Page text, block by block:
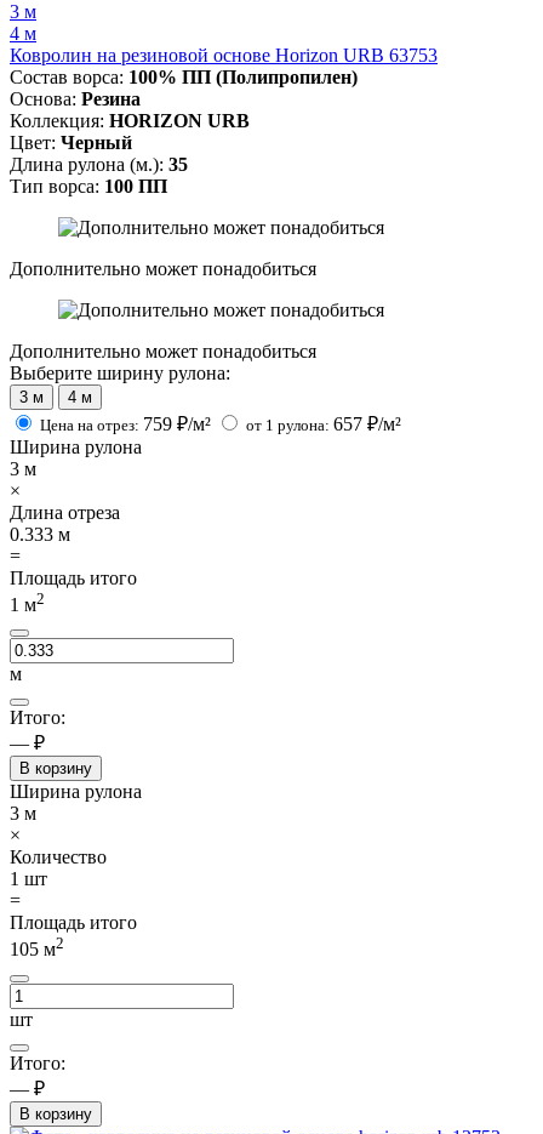
3 м
4 м
Ковролин на резиновой основе Horizon URB 63753
Состав ворса: 100% ПП (Полипропилен)
Основа: Резина
Коллекция: HORIZON URB
Цвет: Черный
Длина рулона (м.): 35
Тип ворса: 100 ПП
Дополнительно может понадобиться
Дополнительно может понадобиться
Выберите ширину рулона:
3 м
4 м
Цена на отрез: 759 ₽/м² от 1 рулона: 657 ₽/м²
Ширина рулона
3 м
×
Длина отреза
0.333 м
=
Площадь итого
1 м2
м
Итого:
— ₽
В корзину
Ширина рулона
3 м
×
Количество
1 шт
=
Площадь итого
105 м2
шт
Итого:
— ₽
В корзину